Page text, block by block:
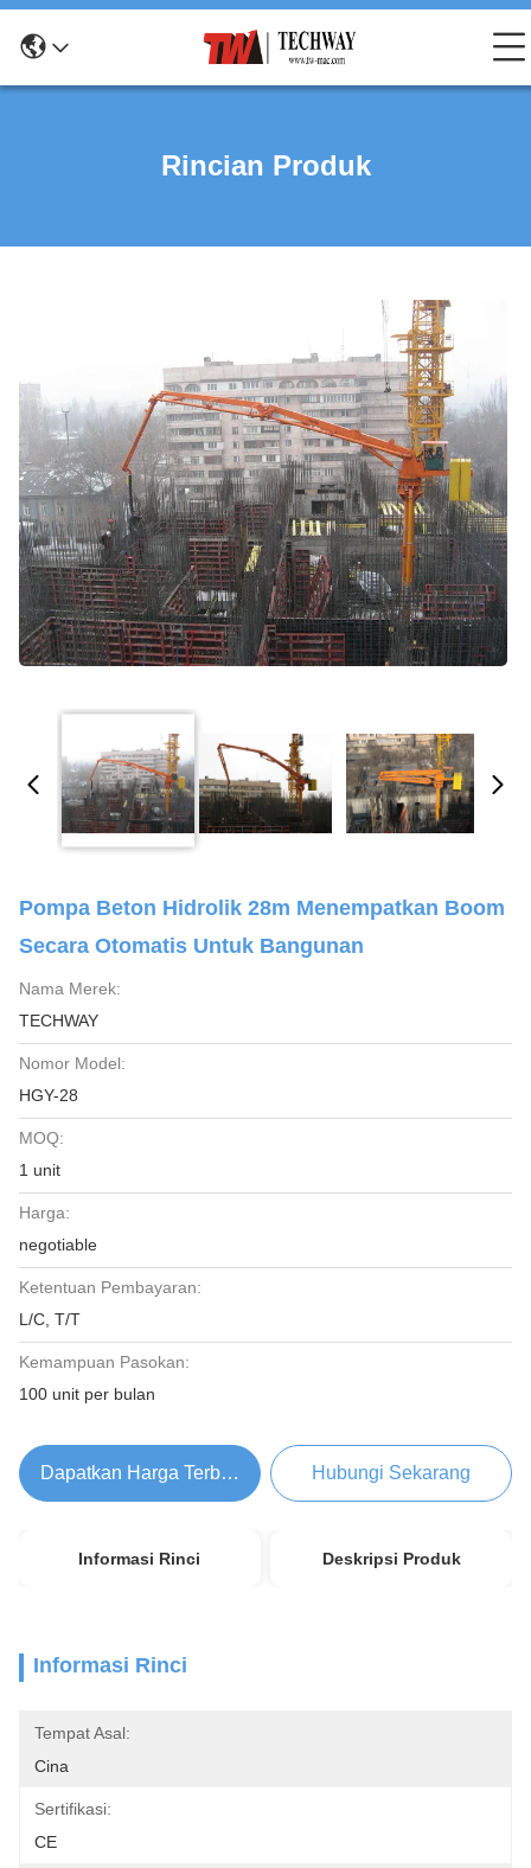
Rincian Produk
Pompa Beton Hidrolik 28m Menempatkan Boom
Secara Otomatis Untuk Bangunan
Nama Merek:
TECHWAY
Nomor Model:
HGY-28
MOQ:
1 unit
Harga:
negotiable
Ketentuan Pembayaran:
L/C, T/T
Kemampuan Pasokan:
100 unit per bulan
Dapatkan Harga Terbaik Hubungi Sekarang
Informasi Rinci Deskripsi Produk
Informasi Rinci
Tempat Asal:
Cina
Sertifikasi:
CE